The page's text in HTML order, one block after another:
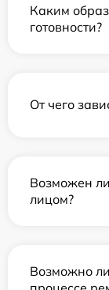
Каким
готовности?
От чего
Возможен
лицом?
Возможно